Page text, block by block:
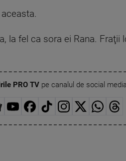
la fel ca sora ei Rana.
PRO TVpe canalul de social